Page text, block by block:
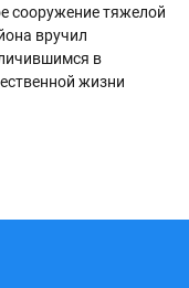
сооружение тяжелой
вручил
в
жизни